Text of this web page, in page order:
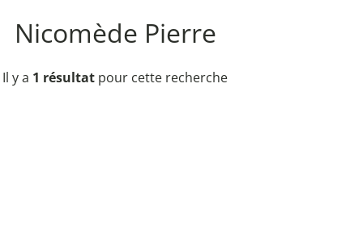
Nicomède Pierre
Il y a 1 résultat pour cette recherche